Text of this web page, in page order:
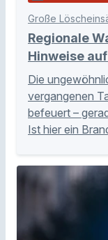
Große
Regionale
Hinweise
Die
vergangenen
befeuert –
Ist hier ein